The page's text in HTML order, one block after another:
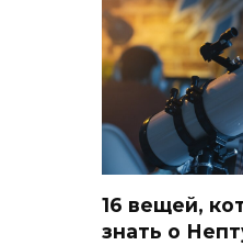
16 вещей,
знать о